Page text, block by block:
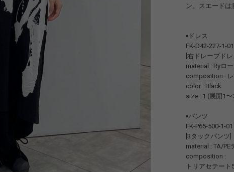
ン。スエードは
▪️ドレス
FK-D42-227-1-01
[右ドレープドレ
material : Ryロ
composition :
color : Black
size : 1 (展開1〜
▪️パンツ
FK-P65-500-1-01
[3タックパンツ]
material : TA/PE
composition :
トリアセテート